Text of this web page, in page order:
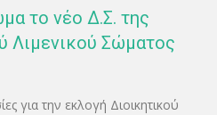
το νέο Δ.Σ. της
Σώματος
για την εκλογή Διοικητικού